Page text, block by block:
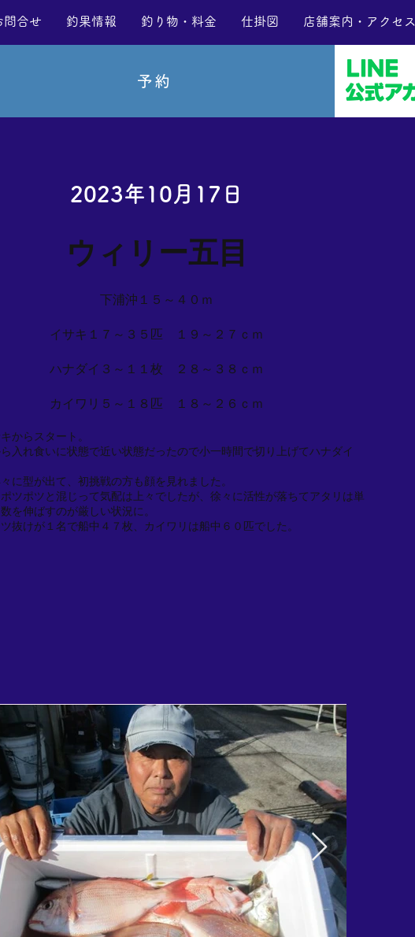
問合せ 釣果情報 釣り物・料金 仕掛図 店舗案内・アクセス
予約
2023年10月17日
ウィリー五目
下浦沖１５～４０ｍ
イサキ１７～３５匹 １９～２７ｃｍ
ハナダイ３～１１枚 ２８～３８ｃｍ
カイワリ５～１８匹 １８～２６ｃｍ
からスタート。
入れ食いに状態で近い状態だったので小一時間で切り上げてハナダイ
に型が出て、初挑戦の方も顔を見れました。
ツポツと混じって気配は上々でしたが、徐々に活性が落ちてアタリは単
を伸ばすのが厳しい状況に。
抜けが１名で船中４７枚、カイワリは船中６０匹でした。